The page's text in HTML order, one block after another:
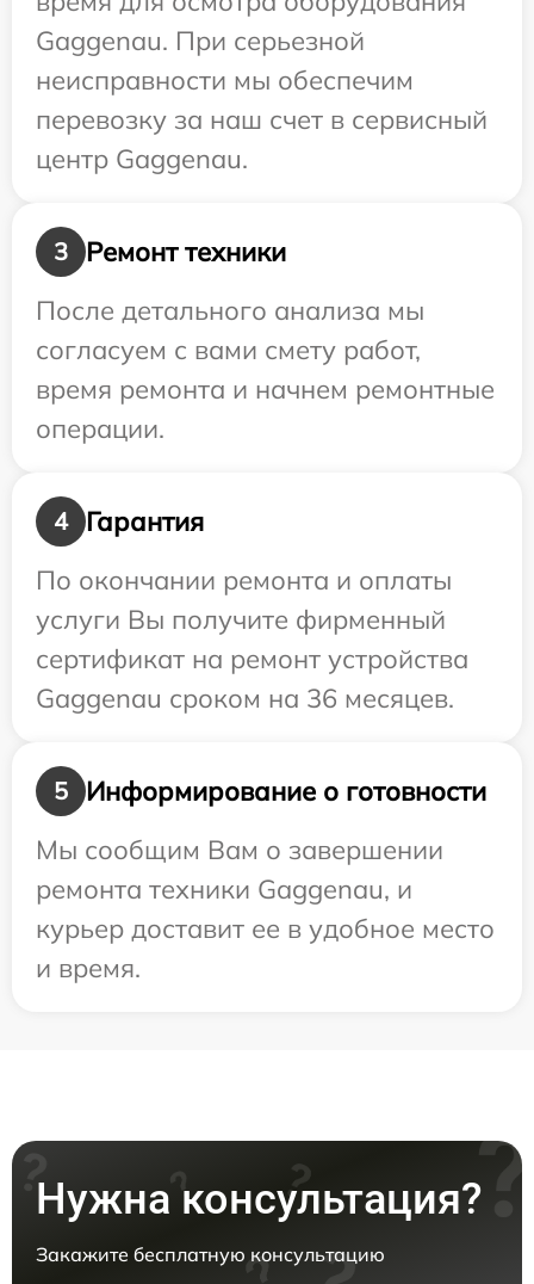
Gaggenau. При серьезной
неисправности мы обеспечим
перевозку за наш счет в сервисный
центр Gaggenau.
3
Ремонт техники
После детального анализа мы
согласуем с вами смету работ,
время ремонта и начнем ремонтные
операции.
4
Гарантия
По окончании ремонта и оплаты
услуги Вы получите фирменный
сертификат на ремонт устройства
Gaggenau сроком на 36 месяцев.
5
Информирование о готовности
Мы сообщим Вам о завершении
ремонта техники Gaggenau, и
курьер доставит ее в удобное место
и время.
Нужна консультация?
Закажите бесплатную консультацию